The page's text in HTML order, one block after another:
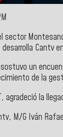
Cantv
un
de la
agradeció la
M/G Iván